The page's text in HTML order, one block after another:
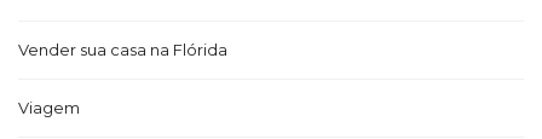
Vender sua casa na Flórida
Viagem